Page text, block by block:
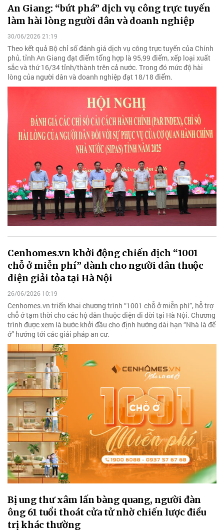
An Giang: “bứt phá” dịch vụ công trực tuyến
làm hài lòng người dân và doanh nghiệp
30/06/2026 21:19
Theo kết quả Bộ chỉ số đánh giá dịch vụ công trực tuyến của Chính
phủ, tỉnh An Giang đạt điểm tổng hợp là 95,99 điểm, xếp loại xuất
sắc và thứ 16/34 tỉnh/thành trên cả nước. Trong đó mức độ hài
lòng của người dân và doanh nghiệp đạt 18/18 điểm.
Cenhomes.vn khởi động chiến dịch “1001
chỗ ở miễn phí” dành cho người dân thuộc
diện giải tỏa tại Hà Nội
26/06/2026 10:19
Cenhomes.vn triển khai chương trình “1001 chỗ ở miễn phí”, hỗ trợ
chỗ ở tạm thời cho các hộ dân thuộc diện di dời tại Hà Nội. Chương
trình được xem là bước khởi đầu cho định hướng dài hạn “Nhà là để
ở” hướng tới các giải pháp an cư.
Bị ung thư xâm lấn bàng quang, người đàn
ông 61 tuổi thoát cửa tử nhờ chiến lược điều
trị khác thường